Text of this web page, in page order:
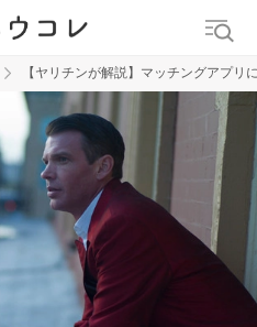
【ヤリチンが解説】マッチングアプリ